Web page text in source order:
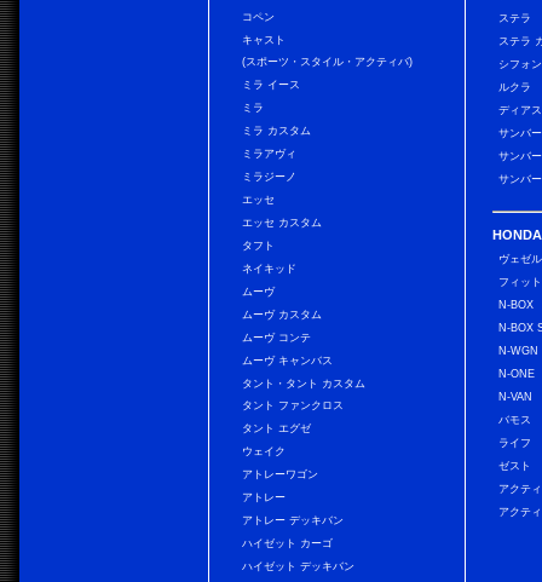
コペン
キャスト
(スポーツ・スタイル・アクティバ)
ミラ イース
ミラ
ミラ カスタム
ミラアヴィ
ミラジーノ
エッセ
エッセ カスタム
タフト
ネイキッド
ムーヴ
ムーヴ カスタム
ムーヴ コンテ
ムーヴ キャンバス
タント・タント カスタム
タント ファンクロス
タント エグゼ
ウェイク
アトレーワゴン
アトレー
アトレー デッキバン
ハイゼット カーゴ
ハイゼット デッキバン
ステラ
ステラ
シフォ
ルクラ
ディア
サンバ
サンバ
サンバ
HONDA
ヴェゼル
フィット
N-BOX
N-BOX
N-WGN
N-ONE
N-VAN
バモス
ライフ
ゼスト
アクテ
アクテ